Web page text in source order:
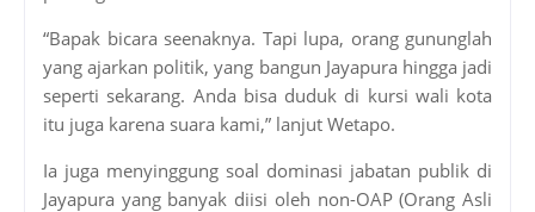
“Bapak bicara seenaknya. Tapi lupa, orang gununglah
yang ajarkan politik, yang bangun Jayapura hingga jadi
seperti sekarang. Anda bisa duduk di kursi wali kota
itu juga karena suara kami,” lanjut Wetapo.
Ia juga menyinggung soal dominasi jabatan publik di
Jayapura yang banyak diisi oleh non-OAP (Orang Asli